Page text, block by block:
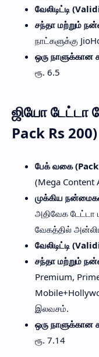
வேலிடிட்டி
சந்தா மற்றும்
நாட்களுக்கு
ஒரு
ரூ. 6.5
ஜியோ டேட்டா
Pack Rs 200)
பேக் வகை
(Mega Content
முக்கிய
அதிவேக டேட்டா
வேகத்தில்
வேலிடிட்டி
சந்தா மற்றும்
Premium,
இலவசம்.
ஒரு
ரூ. 7.14